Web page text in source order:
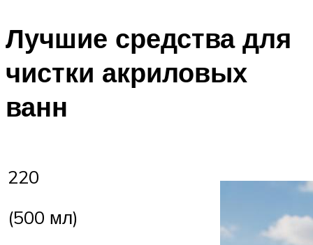
Лучшие средства для
чистки акриловых
ванн
220
(500 мл)